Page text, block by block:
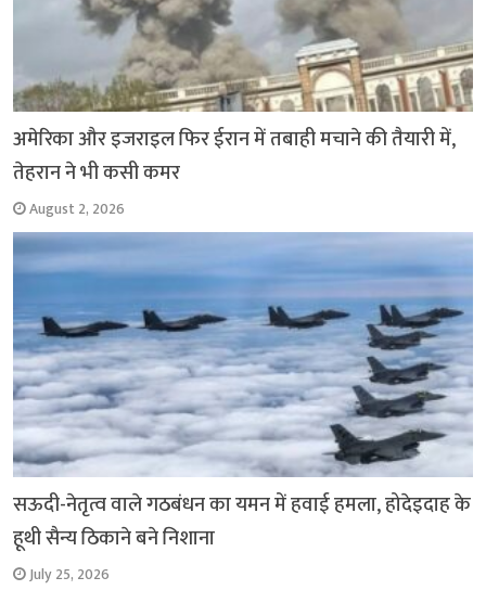
अमेरिका और इजराइल फिर ईरान में तबाही मचाने की तैयारी में,
तेहरान ने भी कसी कमर
August 2, 2026
सऊदी-नेतृत्व वाले गठबंधन का यमन में हवाई हमला, होदेइदाह के
हूथी सैन्य ठिकाने बने निशाना
July 25, 2026